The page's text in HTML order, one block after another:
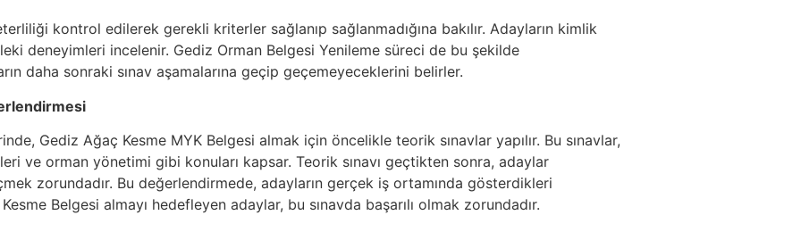
kontrol edilerek gerekli kriterler sağlanıp sağlanmadığına bakılır. Adayların kimlik
deneyimleri incelenir. Gediz Orman Belgesi Yenileme süreci de bu şekilde
daha sonraki sınav aşamalarına geçip geçemeyeceklerini belirler.
Gediz Ağaç Kesme MYK Belgesi almak için öncelikle teorik sınavlar yapılır. Bu sınavlar,
ve orman yönetimi gibi konuları kapsar. Teorik sınavı geçtikten sonra, adaylar
zorundadır. Bu değerlendirmede, adayların gerçek iş ortamında gösterdikleri
Belgesi almayı hedefleyen adaylar, bu sınavda başarılı olmak zorundadır.